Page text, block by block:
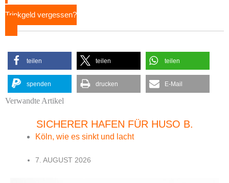
Trinkgeld vergessen?
teilen teilen teilen
spenden drucken E-Mail
Verwandte Artikel
SICHERER HAFEN FÜR HUSO B.
Köln, wie es sinkt und lacht
7. AUGUST 2026